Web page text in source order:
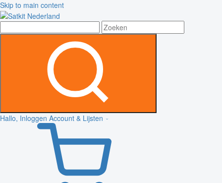
Skip to main content
Hallo, Inloggen Account & Lijsten